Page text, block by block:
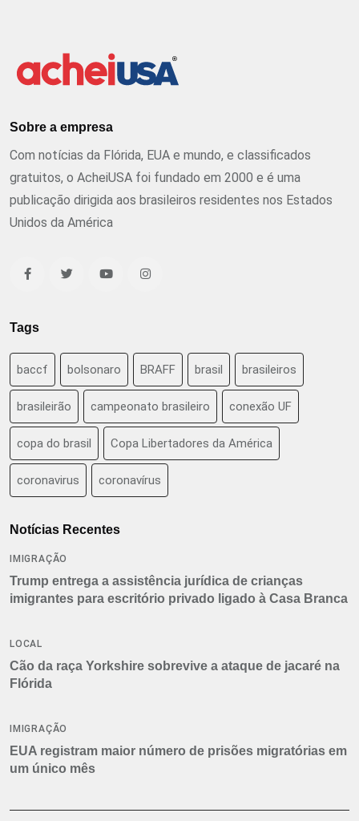
Sobre a empresa
Com notícias da Flórida, EUA e mundo, e classificados
gratuitos, o AcheiUSA foi fundado em 2000 e é uma
publicação dirigida aos brasileiros residentes nos Estados
Unidos da América
Tags
baccf bolsonaro BRAFF brasil brasileiros
brasileirão campeonato brasileiro conexão UF
copa do brasil Copa Libertadores da América
coronavirus coronavírus
Notícias Recentes
IMIGRAÇÃO
Trump entrega a assistência jurídica de crianças
imigrantes para escritório privado ligado à Casa Branca
LOCAL
Cão da raça Yorkshire sobrevive a ataque de jacaré na
Flórida
IMIGRAÇÃO
EUA registram maior número de prisões migratórias em
um único mês